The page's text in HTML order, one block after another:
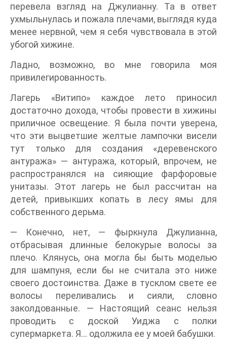
перевела взгляд на Джулианну. Та в ответ
ухмыльнулась и пожала плечами, выглядя куда
менее нервной, чем я себя чувствовала в этой
убогой хижине.
Ладно, возможно, во мне говорила моя
привилегированность.
Лагерь «Витипо» каждое лето приносил
достаточно дохода, чтобы провести в хижины
приличное освещение. Я была почти уверена,
что эти выцветшие желтые лампочки висели
тут только для создания «деревенского
антуража» — антуража, который, впрочем, не
распространялся на сияющие фарфоровые
унитазы. Этот лагерь не был рассчитан на
детей, привыкших копать в лесу ямы для
собственного дерьма.
— Конечно, нет, — фыркнула Джулианна,
отбрасывая длинные белокурые волосы за
плечо. Клянусь, она могла бы быть моделью
для шампуня, если бы не считала это ниже
своего достоинства. Даже в тусклом свете ее
волосы переливались и сияли, словно
заколдованные. — Настоящий сеанс нельзя
проводить с доской Уиджа с полки
супермаркета. Я… одолжила ее у моей бабушки.